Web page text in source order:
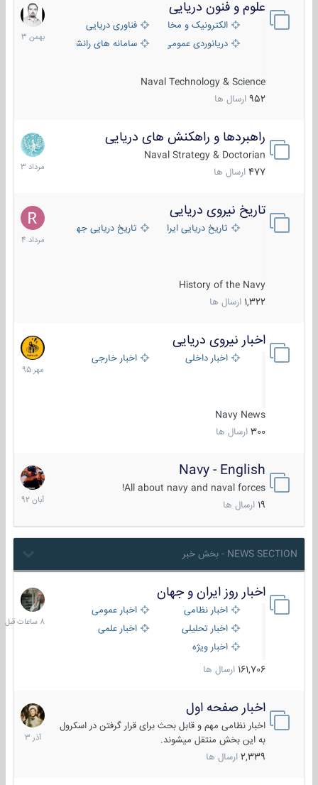
علوم و فنون دریایی
الکترونیک و مخابرات دریاییفناوری دریایی
دریانوردی عمومی
سامانه های رانشی دریایی
Naval Technology & Science
952 ارسال ها
6
بهمن
1403
راهبردها و راهکنش های دریایی
Naval Strategy & Doctorian
477 ارسال ها
2
مرداد
1403
تاریخ نیروی دریایی
تاریخ دریایی ایران تاریخ دریایی جهان
History of the Navy
1,322 ارسال ها
16
مرداد
1404
اخبار نیروی دریایی
اخبار داخلی اخبار خارجی
Navy News
300 ارسال ها
27
مهر
1395
Navy - English
All about navy and naval forces!
ارسال ها
22
آبان
1392
NEWS SECTION - بخش خبر
اخبار روز ایران و جهان
اخبار نظامی
اخبار عمومی
اخبار تحلیلی
اخبار علمی
اخبار ویژه
161,706 ارسال ها
8
ساعات
قبل
اخبار صفحه اول
اخبار نظامی مهم و قابل بحث برای قرار گرفتن در اسکرول
به این بخش منتقل میشوند.
2,339 ارسال ها
7
آذر
1403